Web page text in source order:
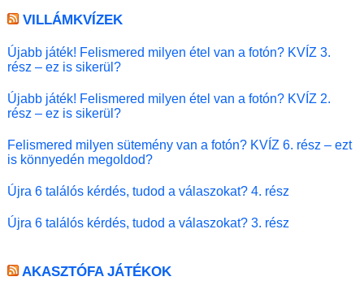
VILLÁMKVÍZEK
Újabb játék! Felismered milyen étel van a fotón? KVÍZ 3.
rész – ez is sikerül?
Újabb játék! Felismered milyen étel van a fotón? KVÍZ 2.
rész – ez is sikerül?
Felismered milyen sütemény van a fotón? KVÍZ 6. rész – ezt
is könnyedén megoldod?
Újra 6 találós kérdés, tudod a válaszokat? 4. rész
Újra 6 találós kérdés, tudod a válaszokat? 3. rész
AKASZTÓFA JÁTÉKOK